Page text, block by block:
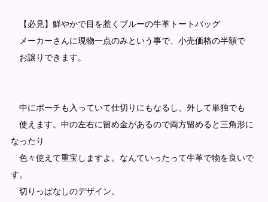
【必見】鮮やかで目を惹くブルーの牛革トートバッグ
メーカーさんに現物一点のみという事で、小売価格の半額で
お譲りできます。
中にポーチも入っていて仕切りにもなるし、外して単独でも
使えます。中の左右に留め金があるので両方留めると三角形に
なったり
色々使えて重宝しますよ。なんていったって牛革で物を良いで
す。
切りっぱなしのデザイン。